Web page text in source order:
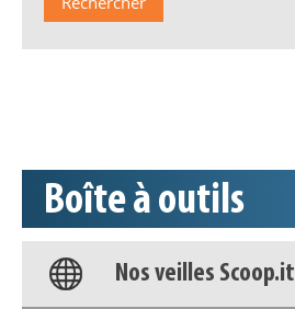
Boîte à outils
Déposer une actu !
Base documentaire
Nos veilles Scoop.it